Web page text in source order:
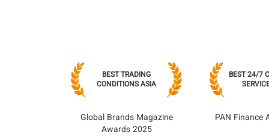
BEST 24/7
PAN Finance
BEST TRADING
CONDITIONS ASIA
Global Brands Magazine
Awards 2025